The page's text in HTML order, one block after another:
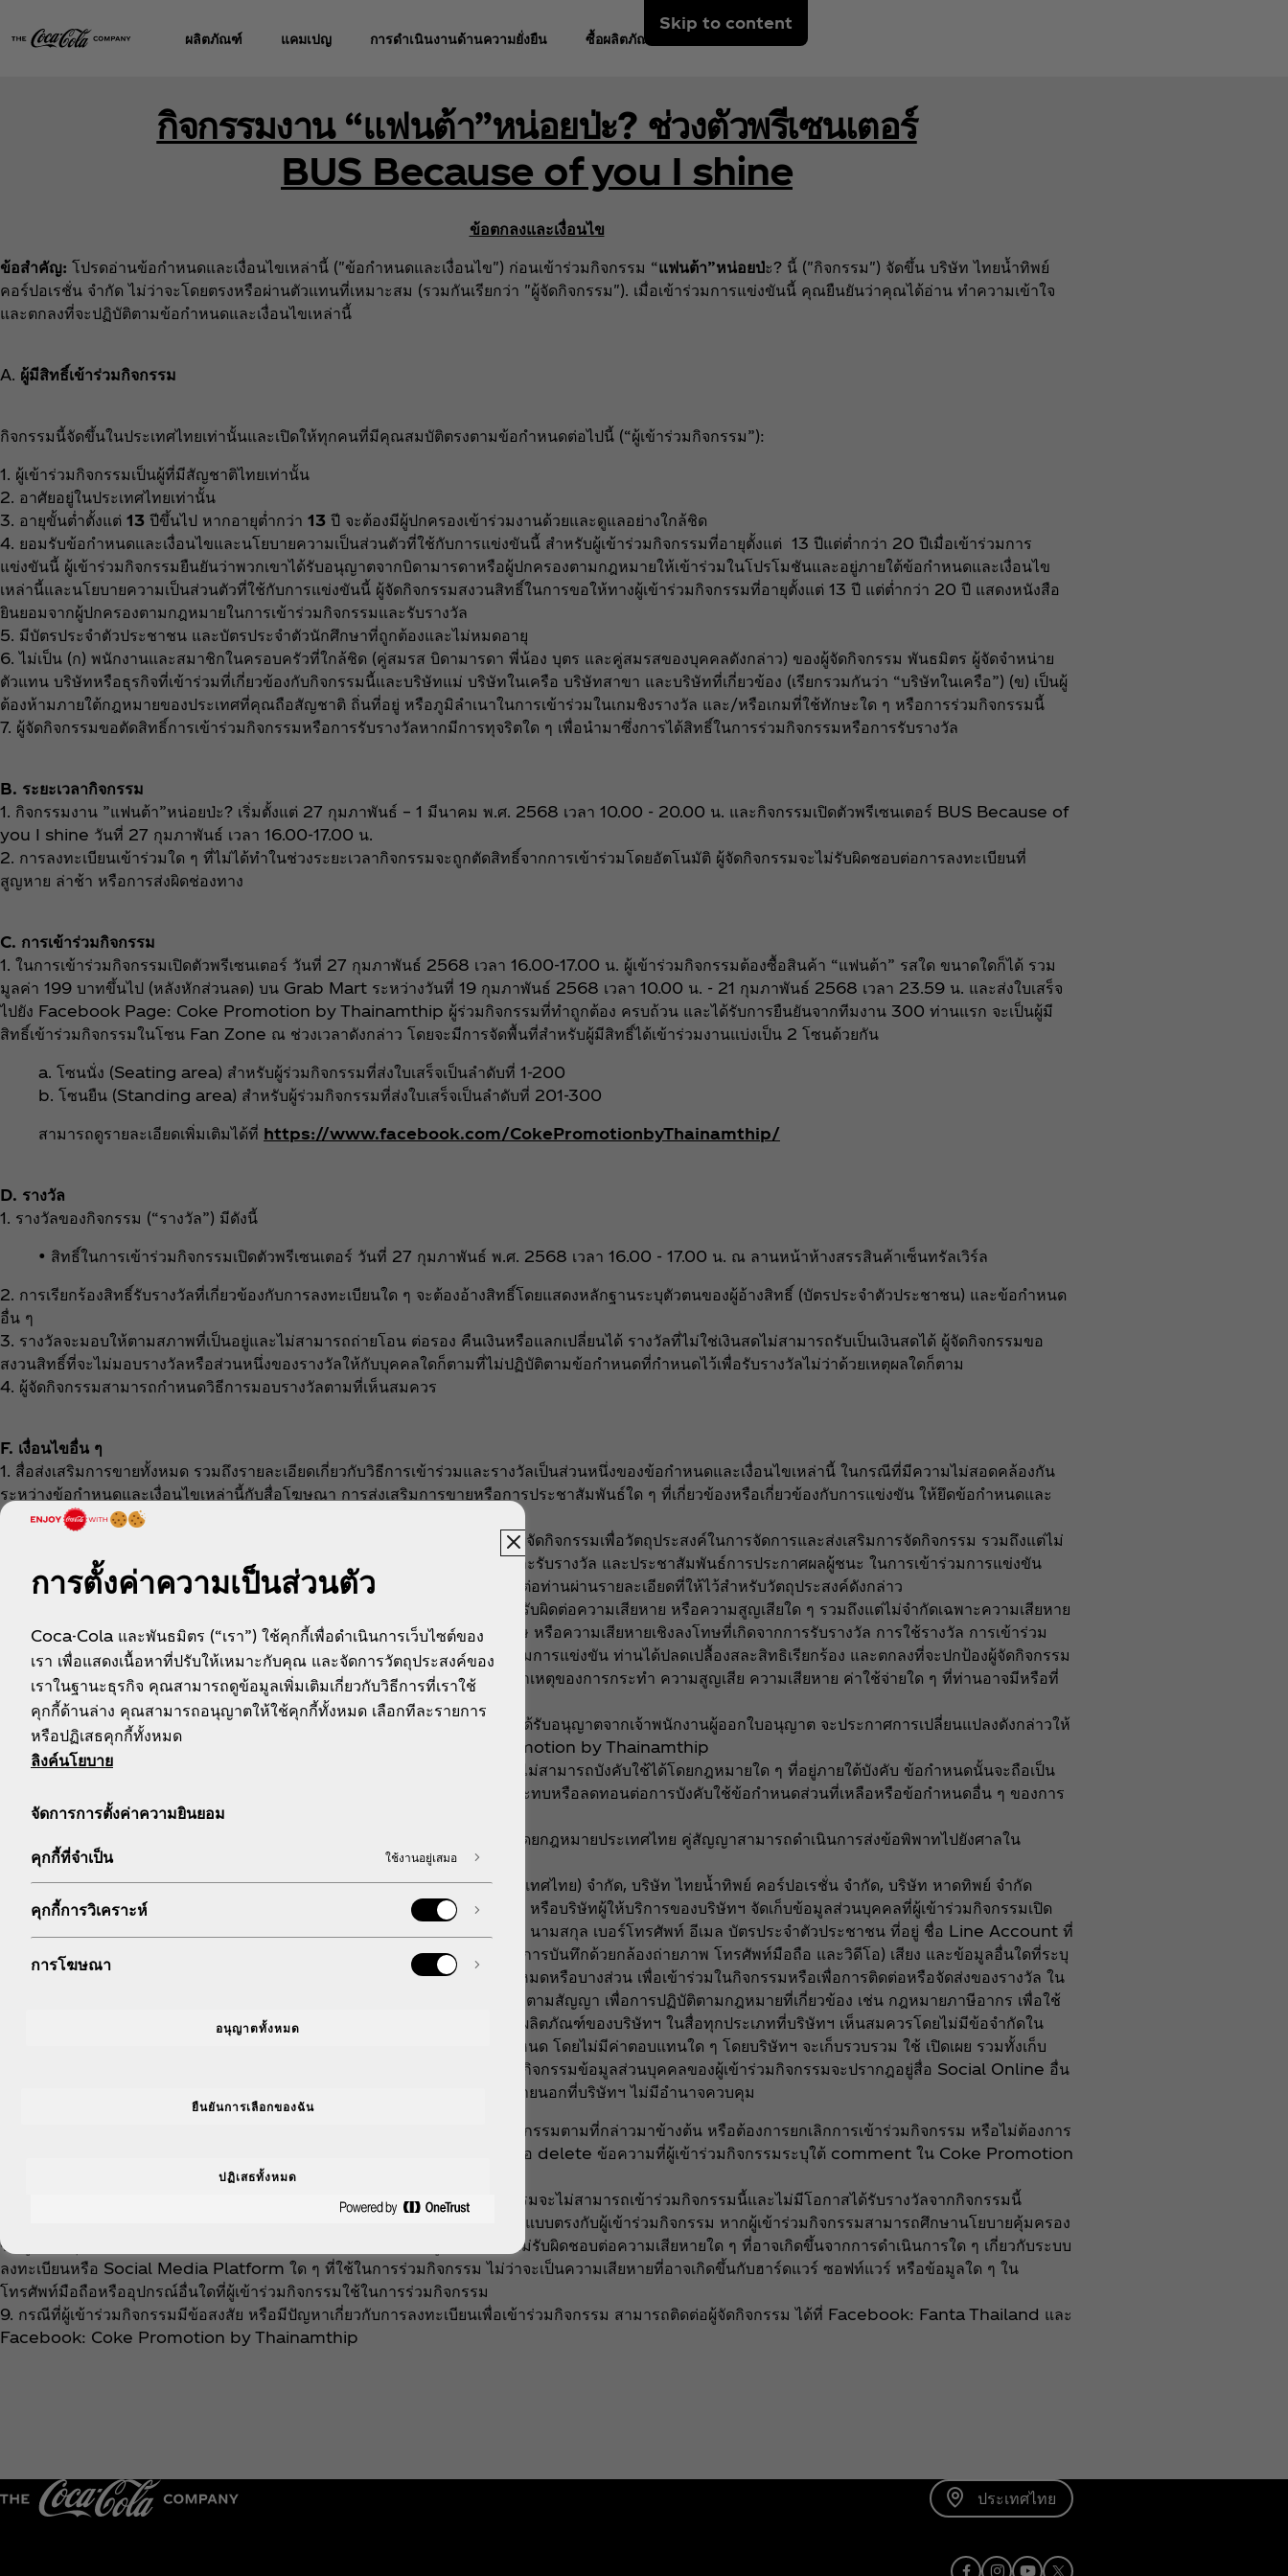
Skip to content
ผลิตภัณฑ์ แคมเปญ การดำเนินงานด้านความยั่งยืน ซื้อผลิตภัณฑ์
กิจกรรมงาน “แฟนต้า”หน่อยป่ะ? ช่วงตัวพรีเซนเตอร์
BUS Because of you I shine
ข้อตกลงและเงื่อนไข
ข้อสำคัญ: โปรดอ่านข้อกำหนดและเงื่อนไขเหล่านี้ ("ข้อกำหนดและเงื่อนไข") ก่อนเข้าร่วมกิจกรรม “แฟนต้า”หน่อยป่ะ? นี้ ("กิจกรรม") จัดขึ้น บริษัท ไทยน้ำทิพย์
คอร์ปอเรชั่น จำกัด ไม่ว่าจะโดยตรงหรือผ่านตัวแทนที่เหมาะสม (รวมกันเรียกว่า "ผู้จัดกิจกรรม"). เมื่อเข้าร่วมการแข่งขันนี้ คุณยืนยันว่าคุณได้อ่าน ทำความเข้าใจ
และตกลงที่จะปฏิบัติตามข้อกำหนดและเงื่อนไขเหล่านี้
A. ผู้มีสิทธิ์เข้าร่วมกิจกรรม
กิจกรรมนี้จัดขึ้นในประเทศไทยเท่านั้นและเปิดให้ทุกคนที่มีคุณสมบัติตรงตามข้อกำหนดต่อไปนี้ (“ผู้เข้าร่วมกิจกรรม”):
1. ผู้เข้าร่วมกิจกรรมเป็นผู้ที่มีสัญชาติไทยเท่านั้น
2. อาศัยอยู่ในประเทศไทยเท่านั้น
3. อายุขั้นต่ำตั้งแต่ 13 ปีขึ้นไป หากอายุต่ำกว่า 13 ปี จะต้องมีผู้ปกครองเข้าร่วมงานด้วยและดูแลอย่างใกล้ชิด
4. ยอมรับข้อกำหนดและเงื่อนไขและนโยบายความเป็นส่วนตัวที่ใช้กับการแข่งขันนี้ สำหรับผู้เข้าร่วมกิจกรรมที่อายุตั้งแต่ 13 ปีแต่ต่ำกว่า 20 ปีเมื่อเข้าร่วมการ
แข่งขันนี้ ผู้เข้าร่วมกิจกรรมยืนยันว่าพวกเขาได้รับอนุญาตจากบิดามารดาหรือผู้ปกครองตามกฎหมายให้เข้าร่วมในโปรโมชันและอยู่ภายใต้ข้อกำหนดและเงื่อนไข
เหล่านี้และนโยบายความเป็นส่วนตัวที่ใช้กับการแข่งขันนี้ ผู้จัดกิจกรรมสงวนสิทธิ์ในการขอให้ทางผู้เข้าร่วมกิจกรรมที่อายุตั้งแต่ 13 ปี แต่ต่ำกว่า 20 ปี แสดงหนังสือ
ยินยอมจากผู้ปกครองตามกฎหมายในการเข้าร่วมกิจกรรมและรับรางวัล
5. มีบัตรประจำตัวประชาชน และบัตรประจำตัวนักศึกษาที่ถูกต้องและไม่หมดอายุ
6. ไม่เป็น (ก) พนักงานและสมาชิกในครอบครัวที่ใกล้ชิด (คู่สมรส บิดามารดา พี่น้อง บุตร และคู่สมรสของบุคคลดังกล่าว) ของผู้จัดกิจกรรม พันธมิตร ผู้จัดจำหน่าย
ตัวแทน บริษัทหรือธุรกิจที่เข้าร่วมที่เกี่ยวข้องกับกิจกรรมนี้และบริษัทแม่ บริษัทในเครือ บริษัทสาขา และบริษัทที่เกี่ยวข้อง (เรียกรวมกันว่า “บริษัทในเครือ”) (ข) เป็นผู้
ต้องห้ามภายใต้กฎหมายของประเทศที่คุณถือสัญชาติ ถิ่นที่อยู่ หรือภูมิลำเนาในการเข้าร่วมในเกมชิงรางวัล และ/หรือเกมที่ใช้ทักษะใด ๆ หรือการร่วมกิจกรรมนี้
7. ผู้จัดกิจกรรมขอตัดสิทธิ์การเข้าร่วมกิจกรรมหรือการรับรางวัลหากมีการทุจริตใด ๆ เพื่อนำมาซึ่งการได้สิทธิ์ในการร่วมกิจกรรมหรือการรับรางวัล
B. ระยะเวลากิจกรรม
1. กิจกรรมงาน ”แฟนต้า”หน่อยป่ะ? เริ่มตั้งแต่ 27 กุมภาพันธ์ – 1 มีนาคม พ.ศ. 2568 เวลา 10.00 - 20.00 น. และกิจกรรมเปิดตัวพรีเซนเตอร์ BUS Because of
you I shine วันที่ 27 กุมภาพันธ์ เวลา 16.00-17.00 น.
2. การลงทะเบียนเข้าร่วมใด ๆ ที่ไม่ได้ทำในช่วงระยะเวลากิจกรรมจะถูกตัดสิทธิ์จากการเข้าร่วมโดยอัตโนมัติ ผู้จัดกิจกรรมจะไม่รับผิดชอบต่อการลงทะเบียนที่
สูญหาย ล่าช้า หรือการส่งผิดช่องทาง
C. การเข้าร่วมกิจกรรม
1. ในการเข้าร่วมกิจกรรมเปิดตัวพรีเซนเตอร์ วันที่ 27 กุมภาพันธ์ 2568 เวลา 16.00-17.00 น. ผู้เข้าร่วมกิจกรรมต้องซื้อสินค้า “แฟนต้า” รสใด ขนาดใดก็ได้ รวม
มูลค่า 199 บาทขึ้นไป (หลังหักส่วนลด) บน Grab Mart ระหว่างวันที่ 19 กุมภาพันธ์ 2568 เวลา 10.00 น. - 21 กุมภาพันธ์ 2568 เวลา 23.59 น. และส่งใบเสร็จ
ไปยัง Facebook Page: Coke Promotion by Thainamthip ผู้ร่วมกิจกรรมที่ทำถูกต้อง ครบถ้วน และได้รับการยืนยันจากทีมงาน 300 ท่านแรก จะเป็นผู้มี
สิทธิ์เข้าร่วมกิจกรรมในโซน Fan Zone ณ ช่วงเวลาดังกล่าว โดยจะมีการจัดพื้นที่สำหรับผู้มีสิทธิ์ได้เข้าร่วมงานแบ่งเป็น 2 โซนด้วยกัน
a. โซนนั่ง (Seating area) สำหรับผู้ร่วมกิจกรรมที่ส่งใบเสร็จเป็นลำดับที่ 1-200
b. โซนยืน (Standing area) สำหรับผู้ร่วมกิจกรรมที่ส่งใบเสร็จเป็นลำดับที่ 201-300
สามารถดูรายละเอียดเพิ่มเติมได้ที่ https://www.facebook.com/CokePromotionbyThainamthip/
D. รางวัล
1. รางวัลของกิจกรรม (“รางวัล”) มีดังนี้
• สิทธิ์ในการเข้าร่วมกิจกรรมเปิดตัวพรีเซนเตอร์ วันที่ 27 กุมภาพันธ์ พ.ศ. 2568 เวลา 16.00 - 17.00 น. ณ ลานหน้าห้างสรรสินค้าเซ็นทรัลเวิร์ล
2. การเรียกร้องสิทธิ์รับรางวัลที่เกี่ยวข้องกับการลงทะเบียนใด ๆ จะต้องอ้างสิทธิ์โดยแสดงหลักฐานระบุตัวตนของผู้อ้างสิทธิ์ (บัตรประจำตัวประชาชน) และข้อกำหนด
อื่น ๆ
3. รางวัลจะมอบให้ตามสภาพที่เป็นอยู่และไม่สามารถถ่ายโอน ต่อรอง คืนเงินหรือแลกเปลี่ยนได้ รางวัลที่ไม่ใช่เงินสดไม่สามารถรับเป็นเงินสดได้ ผู้จัดกิจกรรมขอ
สงวนสิทธิ์ที่จะไม่มอบรางวัลหรือส่วนหนึ่งของรางวัลให้กับบุคคลใดก็ตามที่ไม่ปฏิบัติตามข้อกำหนดที่กำหนดไว้เพื่อรับรางวัลไม่ว่าด้วยเหตุผลใดก็ตาม
4. ผู้จัดกิจกรรมสามารถกำหนดวิธีการมอบรางวัลตามที่เห็นสมควร
F. เงื่อนไขอื่น ๆ
1. สื่อส่งเสริมการขายทั้งหมด รวมถึงรายละเอียดเกี่ยวกับวิธีการเข้าร่วมและรางวัลเป็นส่วนหนึ่งของข้อกำหนดและเงื่อนไขเหล่านี้ ในกรณีที่มีความไม่สอดคล้องกัน
ระหว่างข้อกำหนดและเงื่อนไขเหล่านี้กับสื่อโฆษณา การส่งเสริมการขายหรือการประชาสัมพันธ์ใด ๆ ที่เกี่ยวข้องหรือเกี่ยวข้องกับการแข่งขัน ให้ยึดข้อกำหนดและ
เงื่อนไขเหล่านี้เป็นหลัก
2. ข้อมูลส่วนบุคคล (รวมถึงรูปภาพ) ที่รวบรวมหรือได้รับจากท่านอาจถูกใช้โดยผู้จัดกิจกรรมเพื่อวัตถุประสงค์ในการจัดการและส่งเสริมการจัดกิจกรรม รวมถึงแต่ไม่
จำกัดเฉพาะการตรวจสอบประวัติตัวตนของท่าน การยืนยันสิทธิ์ในการเข้าร่วมและรับรางวัล และประชาสัมพันธ์การประกาศผลผู้ชนะ ในการเข้าร่วมการแข่งขัน
แสดงว่าท่านยินยอมอย่างชัดแจ้งให้ผู้จัดกิจกรรมหรือตัวแทนผู้ได้รับมอบหมายติดต่อท่านผ่านรายละเอียดที่ให้ไว้สำหรับวัตถุประสงค์ดังกล่าว
3. ไม่ว่ากรณีใด ผู้จัดกิจกรรมหรือบริษัทในเครือที่เกี่ยวข้องไม่ต้องรับผิดชอบหรือรับผิดต่อความเสียหาย หรือความสูญเสียใด ๆ รวมถึงแต่ไม่จำกัดเฉพาะความเสียหาย
ทางตรง ทางอ้อม โดยบังเอิญ ความเสียหายอันเป็นผลสืบเนื่อง ความเสียหายพิเศษ หรือความเสียหายเชิงลงโทษที่เกิดจากการรับรางวัล การใช้รางวัล การเข้าร่วม
การแข่งขัน หรือการเข้าร่วมในกิจกรรมที่เกี่ยวข้องกับรางวัลของท่าน เมื่อเข้าร่วมการแข่งขัน ท่านได้ปลดเปลื้องสละสิทธิเรียกร้อง และตกลงที่จะปกป้องผู้จัดกิจกรรม
และบริษัทในเครือที่เกี่ยวข้องจากและต่อสู้กับสิทธิ์ ความต้องการ การเรียกร้อง สาเหตุของการกระทำ ความสูญเสีย ความเสียหาย ค่าใช้จ่ายใด ๆ ที่ท่านอาจมีหรือที่
อาจเกิดขึ้น ไม่ว่าทั้งหมดหรือบางส่วน และไม่ว่าทางตรงหรือทางอ้อม
4. กรณีมีการเปลี่ยนแปลงกติกา เงื่อนไขในการร่วมกิจกรรมและของรางวัลโดยได้รับอนุญาตจากเจ้าพนักงานผู้ออกใบอนุญาต จะประกาศการเปลี่ยนแปลงดังกล่าวให้
ทราบผ่านทาง Facebook: Fanta Thailand และ Facebook: Coke Promotion by Thainamthip
5. หากข้อกำหนดหรือส่วนใดของข้อกำหนดนั้นกลายเป็นโมฆะ ผิดกฎหมายหรือไม่สามารถบังคับใช้ได้โดยกฎหมายใด ๆ ที่อยู่ภายใต้บังคับ ข้อกำหนดนั้นจะถือเป็น
โมฆะ ผิดกฎหมายหรือไม่สามารถบังคับใช้ได้เฉพาะในส่วนนั้น และจะไม่มีผลกระทบหรือลดทอนต่อการบังคับใช้ข้อกำหนดส่วนที่เหลือหรือข้อกำหนดอื่น ๆ ของการ
แข่งขันนี้
6. การแข่งขันและข้อกำหนดในการให้บริการจะถูกตีความภายใต้และบังคับใช้โดยกฎหมายประเทศไทย คู่สัญญาสามารถดำเนินการส่งข้อพิพาทไปยังศาลใน
ประเทศไทยและยอมรับให้ศาลไทยเป็นศาลที่มีเขตอำนาจเฉพาะเจาะจง
7. ผู้เข้าร่วมกิจกรรมและผู้ได้รับรางวัลรับรู้และยินยอมให้บริษัทโคคา-โคล่า (ประเทศไทย) จำกัด, บริษัท ไทยน้ำทิพย์ คอร์ปอเรชั่น จำกัด, บริษัท หาดทิพย์ จำกัด
(มหาชน) ซึ่งต่อไปนี้รวมเรียกว่า “บริษัทฯ” รวมทั้งบริษัทในเครือหรือตัวแทนใด ๆ หรือบริษัทผู้ให้บริการของบริษัทฯ จัดเก็บข้อมูลส่วนบุคคลที่ผู้เข้าร่วมกิจกรรมเปิด
เผยให้แก่บริษัทฯ รวมทั้งใช้ เปิดเผย และเผยแพร่ซึ่งข้อมูลดังกล่าว ไม่ว่าจะเป็นชื่อ นามสกุล เบอร์โทรศัพท์ อีเมล บัตรประจำตัวประชาชน ที่อยู่ ชื่อ Line Account ที่
อาจระบุตัวตนของผู้เข้าร่วมกิจกรรมได้ ภาพ (ทั้งภาพนิ่งและภาพเคลื่อนไหวที่ทำการบันทึกด้วยกล้องถ่ายภาพ โทรศัพท์มือถือ และวิดีโอ) เสียง และข้อมูลอื่นใดที่ระบุ
ตัวตนของผู้เข้าร่วมกิจกรรมได้ ซึ่งต่อไปนี้เรียกรวมกันว่า “ข้อมูลส่วนบุคคล” ทั้งหมดหรือบางส่วน เพื่อเข้าร่วมในกิจกรรมหรือเพื่อการติดต่อหรือจัดส่งของรางวัล ใน
กรณีที่เจ้าของข้อมูลส่วนบุคคลเป็นผู้ได้รับรางวัลในกิจกรรมนี้ เพื่อการดำเนินการตามสัญญา เพื่อการปฏิบัติตามกฎหมายที่เกี่ยวข้อง เช่น กฎหมายภาษีอากร เพื่อใช้
ติดต่อกับเจ้าหน้าที่ของรัฐผู้มีอำนาจ เพื่อการโฆษณาประชาสัมพันธ์กิจกรรมและผลิตภัณฑ์ของบริษัทฯ ในสื่อทุกประเภทที่บริษัทฯ เห็นสมควรโดยไม่มีข้อจำกัดใน
เรื่องเวลาและสถานที่ หรือเพื่อประโยชน์ทางการค้าในรูปแบบใด ๆ ที่บริษัทฯ กำหนด โดยไม่มีค่าตอบแทนใด ๆ โดยบริษัทฯ จะเก็บรวบรวม ใช้ เปิดเผย รวมทั้งเก็บ
รักษาข้อมูลส่วนบุคคลตามนโยบายความเป็นส่วนตัวของบริษัท ทั้งนี้ เมื่อเข้าร่วมกิจกรรมข้อมูลส่วนบุคคลของผู้เข้าร่วมกิจกรรมจะปรากฎอยู่สื่อ Social Online อื่น
ๆ เช่น บน Facebook หรือ Instagram Platforms ซึ่งเป็นระบบของบุคคลภายนอกที่บริษัทฯ ไม่มีอำนาจควบคุม
หากผู้เข้าร่วมกิจกรรมไม่ให้บริษัทฯ ประมวลผลข้อมูลส่วนบุคคลของผู้เข้าร่วมกิจกรรมตามที่กล่าวมาข้างต้น หรือต้องการยกเลิกการเข้าร่วมกิจกรรม หรือไม่ต้องการ
ให้ใช้ข้อมูลส่วนบุคคลของผู้เข้าร่วมกิจกรรม ผู้เข้าร่วมกิจกรรมสามารถกดลบหรือ delete ข้อความที่ผู้เข้าร่วมกิจกรรมระบุใต้ comment ใน Coke Promotion
8. ทั้งนี้ หากผู้เข้าร่วมกิจกรรมลบหรือยกเลิกข้อความที่ส่งเข้ามา ผู้เข้าร่วมกิจกรรมจะไม่สามารถเข้าร่วมกิจกรรมนี้และไม่มีโอกาสได้รับรางวัลจากกิจกรรมนี้
บริษัทฯ ไม่มีการเก็บข้อมูลส่วนบุคคลของผู้เข้าร่วมกิจกรรม เพื่อการทำการตลาดแบบตรงกับผู้เข้าร่วมกิจกรรม หากผู้เข้าร่วมกิจกรรมสามารถศึกษานโยบายคุ้มครอง
ข้อมูลส่วนบุคคล สามารถติดต่อที่
ผู้จัดกิจกรรมไม่รับผิดชอบต่อความเสียหายใด ๆ ที่อาจเกิดขึ้นจากการดำเนินการใด ๆ เกี่ยวกับระบบ
ลงทะเบียนหรือ Social Media Platform ใด ๆ ที่ใช้ในการร่วมกิจกรรม ไม่ว่าจะเป็นความเสียหายที่อาจเกิดขึ้นกับฮาร์ดแวร์ ซอฟท์แวร์ หรือข้อมูลใด ๆ ใน
โทรศัพท์มือถือหรืออุปกรณ์อื่นใดที่ผู้เข้าร่วมกิจกรรมใช้ในการร่วมกิจกรรม
9. กรณีที่ผู้เข้าร่วมกิจกรรมมีข้อสงสัย หรือมีปัญหาเกี่ยวกับการลงทะเบียนเพื่อเข้าร่วมกิจกรรม สามารถติดต่อผู้จัดกิจกรรม ได้ที่ Facebook: Fanta Thailand และ
Facebook: Coke Promotion by Thainamthip
ประเทศไทย
การตั้งค่าความเป็นส่วนตัว
Coca-Cola และพันธมิตร (“เรา”) ใช้คุกกี้เพื่อดำเนินการเว็บไซต์ของ
เรา เพื่อแสดงเนื้อหาที่ปรับให้เหมาะกับคุณ และจัดการวัตถุประสงค์ของ
เราในฐานะธุรกิจ คุณสามารถดูข้อมูลเพิ่มเติมเกี่ยวกับวิธีการที่เราใช้
คุกกี้ด้านล่าง คุณสามารถอนุญาตให้ใช้คุกกี้ทั้งหมด เลือกทีละรายการ
หรือปฏิเสธคุกกี้ทั้งหมด
ลิงค์นโยบาย
จัดการการตั้งค่าความยินยอม
คุกกี้ที่จำเป็น ใช้งานอยู่เสมอ
คุกกี้การวิเคราะห์
การโฆษณา
อนุญาตทั้งหมด
ปฏิเสธทั้งหมด
ยืนยันการเลือกของฉัน